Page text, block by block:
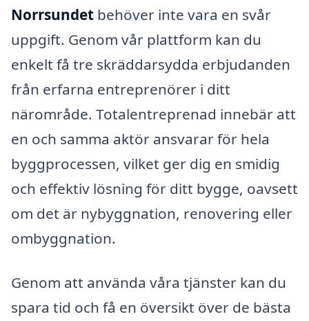
Norrsundet behöver inte vara en svår
uppgift. Genom vår plattform kan du
enkelt få tre skräddarsydda erbjudanden
från erfarna entreprenörer i ditt
närområde. Totalentreprenad innebär att
en och samma aktör ansvarar för hela
byggprocessen, vilket ger dig en smidig
och effektiv lösning för ditt bygge, oavsett
om det är nybyggnation, renovering eller
ombyggnation.
Genom att använda våra tjänster kan du
spara tid och få en översikt över de bästa